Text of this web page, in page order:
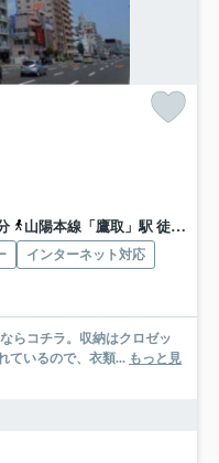
山陽本線「鷹取」駅 徒歩15分
インターネット対応
らコチラ。収納はクロゼッ
ているので、衣類... もっと見